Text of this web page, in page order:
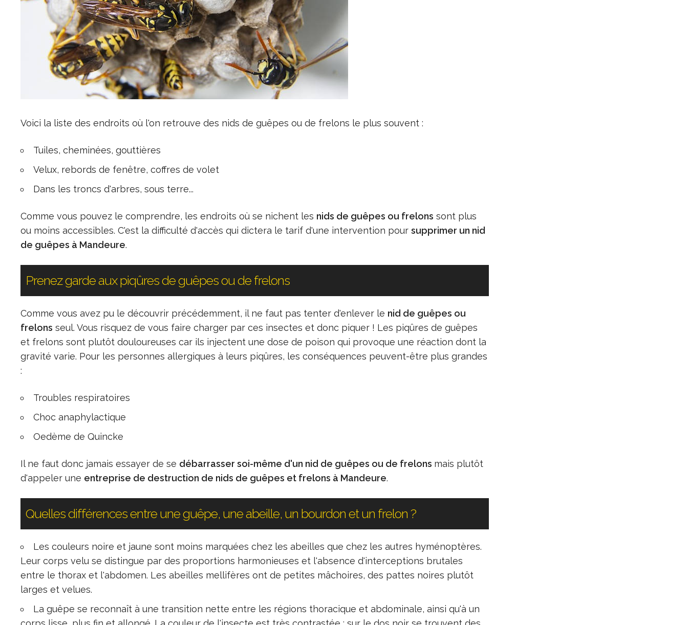
Voici la liste des endroits où l'on retrouve des nids de guêpes ou de frelons le plus souvent :
Tuiles, cheminées, gouttières
Velux, rebords de fenêtre, coffres de volet
Dans les troncs d'arbres, sous terre...
Comme vous pouvez le comprendre, les endroits où se nichent les nids de guêpes ou frelons sont plus
ou moins accessibles. C'est la difficulté d'accès qui dictera le tarif d'une intervention pour supprimer un nid
de guêpes à Mandeure.
Prenez garde aux piqûres de guêpes ou de frelons
Comme vous avez pu le découvrir précédemment, il ne faut pas tenter d'enlever le nid de guêpes ou
frelons seul. Vous risquez de vous faire charger par ces insectes et donc piquer ! Les piqûres de guêpes
et frelons sont plutôt douloureuses car ils injectent une dose de poison qui provoque une réaction dont la
gravité varie. Pour les personnes allergiques à leurs piqûres, les conséquences peuvent-être plus grandes
:
Troubles respiratoires
Choc anaphylactique
Oedème de Quincke
Il ne faut donc jamais essayer de se débarrasser soi-même d'un nid de guêpes ou de frelons mais plutôt
d'appeler une entreprise de destruction de nids de guêpes et frelons à Mandeure.
Quelles différences entre une guêpe, une abeille, un bourdon et un frelon ?
Les couleurs noire et jaune sont moins marquées chez les abeilles que chez les autres hyménoptères.
Leur corps velu se distingue par des proportions harmonieuses et l'absence d'interceptions brutales
entre le thorax et l'abdomen. Les abeilles mellifères ont de petites mâchoires, des pattes noires plutôt
larges et velues.
La guêpe se reconnaît à une transition nette entre les régions thoracique et abdominale, ainsi qu'à un